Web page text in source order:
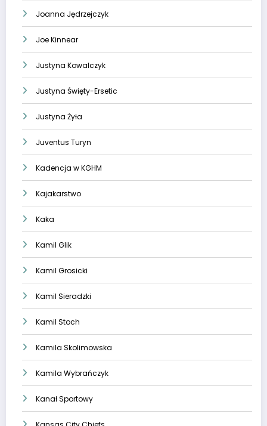
Joanna Jędrzejczyk
Joe Kinnear
Justyna Kowalczyk
Justyna Święty-Ersetic
Justyna Żyła
Juventus Turyn
Kadencja w KGHM
Kajakarstwo
Kaka
Kamil Glik
Kamil Grosicki
Kamil Sieradzki
Kamil Stoch
Kamila Skolimowska
Kamila Wybrańczyk
Kanał Sportowy